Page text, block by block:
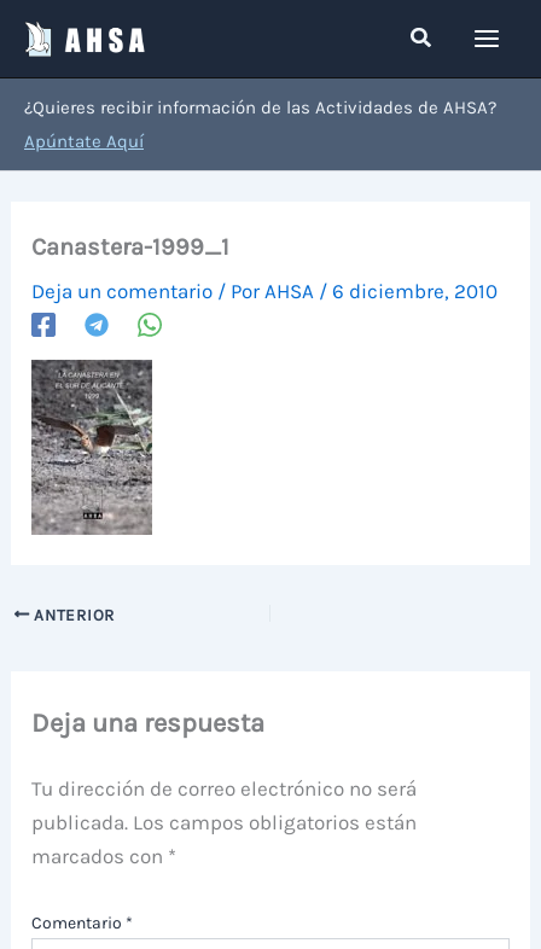
contenido
Buscar
¿Quieres recibir información de las Actividades de AHSA?
Apúntate Aquí
Canastera-1999_1
Deja un comentario / Por AHSA /6 diciembre, 2010
ANTERIOR
Deja una respuesta
Tu dirección de correo electrónico no será
publicada. Los campos obligatorios están
marcados con *
Comentario *